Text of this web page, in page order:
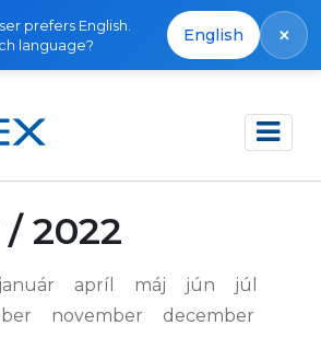
prefers English.
language?
English ×
2022
január apríl máj jún
júl
november december